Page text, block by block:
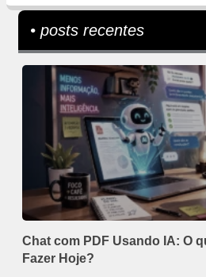
• posts recentes
Chat com PDF Usando IA: O
Fazer Hoje?